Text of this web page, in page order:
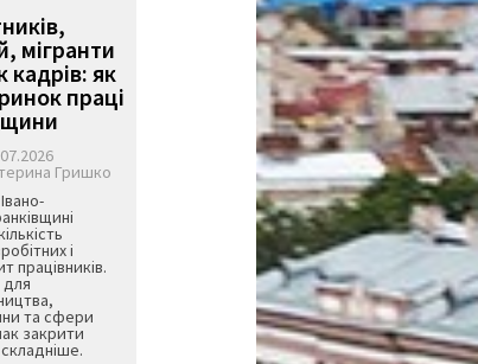
мігранти
кадрів: як
праці
Гришко
і
працівників.
та сфери
закрити
складніше.